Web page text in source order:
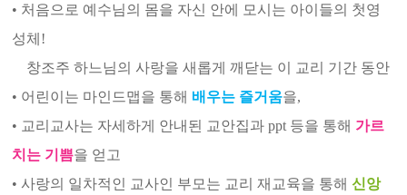
• 처음으로 예수님의 몸을 자신 안에 모시는 아이들의 첫영
성체!
창조주 하느님의 사랑을 새롭게 깨닫는 이 교리 기간 동안
• 어린이는 마인드맵을 통해 배우는 즐거움을,
• 교리교사는 자세하게 안내된 교안집과 ppt 등을 통해 가르
치는 기쁨을 얻고
• 사랑의 일차적인 교사인 부모는 교리 재교육을 통해신앙